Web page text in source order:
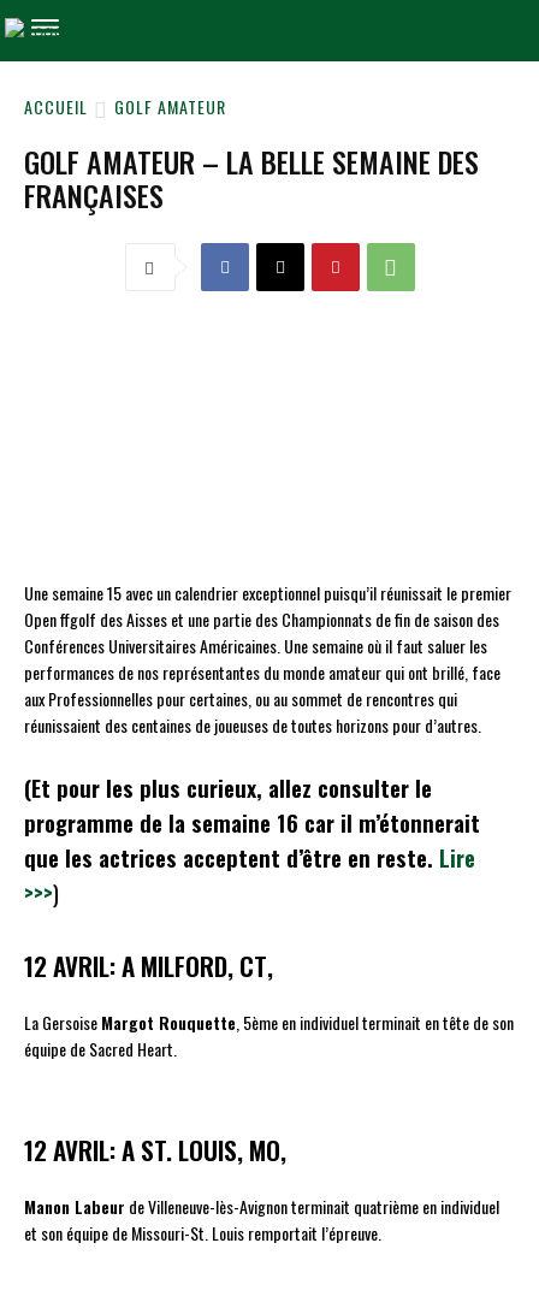
ACCUEIL GOLF AMATEUR
GOLF AMATEUR – LA BELLE SEMAINE DES
FRANÇAISES
Une semaine 15 avec un calendrier exceptionnel puisqu’il réunissait le premier
Open ffgolf des Aisses et une partie des Championnats de fin de saison des
Conférences Universitaires Américaines. Une semaine où il faut saluer les
performances de nos représentantes du monde amateur qui ont brillé, face
aux Professionnelles pour certaines, ou au sommet de rencontres qui
réunissaient des centaines de joueuses de toutes horizons pour d’autres.
(Et pour les plus curieux, allez consulter le
programme de la semaine 16 car il m’étonnerait
que les actrices acceptent d’être en reste. Lire
>>>)
12 AVRIL: A MILFORD, CT,
La GersoiseMargot Rouquette , 5ème en individuel terminait en tête de son
équipe de Sacred Heart.
12 AVRIL: A ST. LOUIS, MO,
Manon Labeur de Villeneuve-lès-Avignon terminait quatrième en individuel
et son équipe de Missouri-St. Louis remportait l’épreuve.